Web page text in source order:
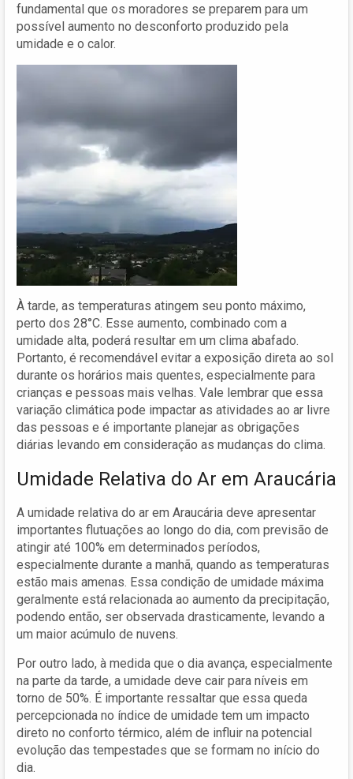
fundamental que os moradores se preparem para um
possível aumento no desconforto produzido pela
umidade e o calor.
À tarde, as temperaturas atingem seu ponto máximo,
perto dos 28°C. Esse aumento, combinado com a
umidade alta, poderá resultar em um clima abafado.
Portanto, é recomendável evitar a exposição direta ao sol
durante os horários mais quentes, especialmente para
crianças e pessoas mais velhas. Vale lembrar que essa
variação climática pode impactar as atividades ao ar livre
das pessoas e é importante planejar as obrigações
diárias levando em consideração as mudanças do clima.
Umidade Relativa do Ar em Araucária
A umidade relativa do ar em Araucária deve apresentar
importantes flutuações ao longo do dia, com previsão de
atingir até 100% em determinados períodos,
especialmente durante a manhã, quando as temperaturas
estão mais amenas. Essa condição de umidade máxima
geralmente está relacionada ao aumento da precipitação,
podendo então, ser observada drasticamente, levando a
um maior acúmulo de nuvens.
Por outro lado, à medida que o dia avança, especialmente
na parte da tarde, a umidade deve cair para níveis em
torno de 50%. É importante ressaltar que essa queda
percepcionada no índice de umidade tem um impacto
direto no conforto térmico, além de influir na potencial
evolução das tempestades que se formam no início do
dia.